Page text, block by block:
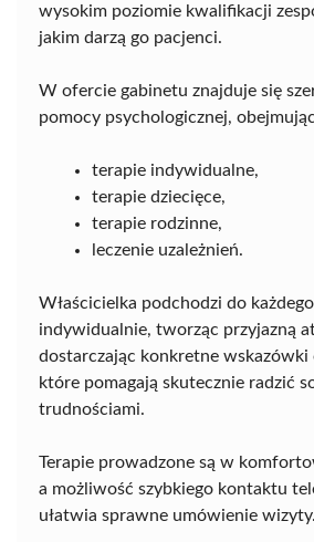
wysokim poziomie kwalifikacji
jakim darzą go pacjenci.
W ofercie gabinetu znajduje się
pomocy psychologicznej,
terapie indywidualne,
terapie dziecięce,
terapie rodzinne,
leczenie uzależnień.
Właścicielka podchodzi do
indywidualnie, tworząc przyjazną
dostarczając konkretne wskazówki
które pomagają skutecznie radzić
trudnościami.
Terapie prowadzone są w
a możliwość szybkiego kontaktu
ułatwia sprawne umówienie wizyty.